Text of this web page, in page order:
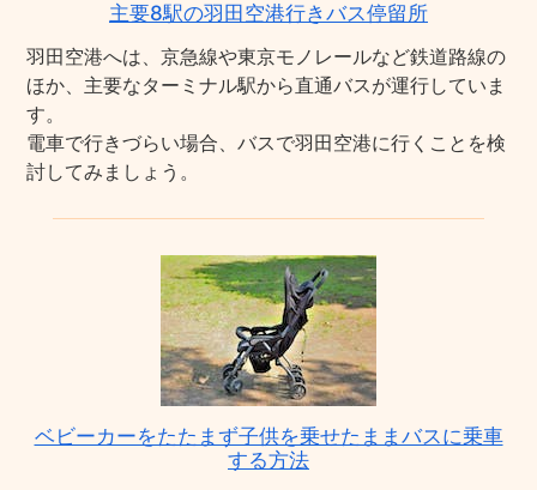
主要8駅の羽田空港行きバス停留所
羽田空港へは、京急線や東京モノレールなど鉄道路線の
ほか、主要なターミナル駅から直通バスが運行していま
す。
電車で行きづらい場合、バスで羽田空港に行くことを検
討してみましょう。
ベビーカーをたたまず子供を乗せたままバスに乗車
する方法